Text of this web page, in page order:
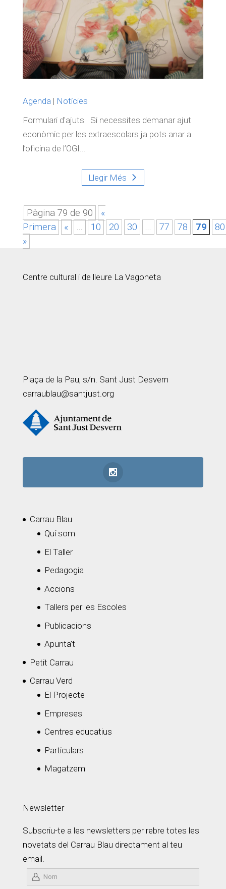
Agenda | Notícies
Formulari d'ajuts Si necessites demanar ajut
econòmic per les extraescolars ja pots anar a
l’oficina de l’OGI...
Llegir Més
Pàgina 79 de 90
«
Primera
« ... 10 20 30 ... 77 78 79
80
»
Centre cultural i de lleure La Vagoneta
Plaça de la Pau, s/n. Sant Just Desvern
carraublau@santjust.org
Carrau Blau
Quí som
El Taller
Pedagogia
Accions
Tallers per les Escoles
Publicacions
Apunta’t
Petit Carrau
Carrau Verd
El Projecte
Empreses
Centres educatius
Particulars
Magatzem
Newsletter
Subscriu-te a les newsletters per rebre totes les
novetats del Carrau Blau directament al teu
email.